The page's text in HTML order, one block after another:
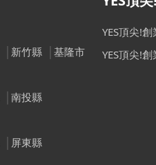
新竹縣
基隆市
南投縣
屏東縣
YES頂尖!
YES頂尖!